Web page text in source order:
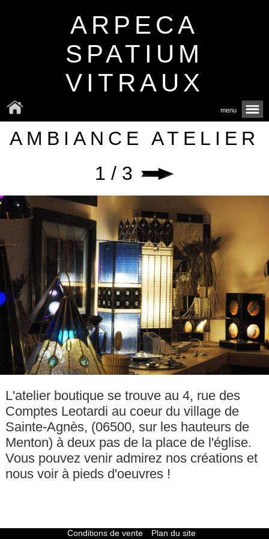
ARPECA
SPATIUM
VITRAUX
menu
AMBIANCE ATELIER
1 / 3
L'atelier boutique se trouve au 4, rue des
Comptes Leotardi au coeur du village de
Sainte-Agnès, (06500, sur les hauteurs de
Menton) à deux pas de la place de l'église.
Vous pouvez venir admirez nos créations et
nous voir à pieds d'oeuvres !
Conditions de vente Plan du site